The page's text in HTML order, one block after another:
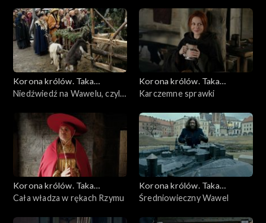
Korona królów. Taka
historia...
Niedźwiedź na Wawelu, czyli
Korona królów. Taka
historia...
Karczemne sprawki
Korona królów. Taka
historia...
Cała władza w rękach Rzymu
Korona królów. Taka
historia...
Średniowieczny Wawel